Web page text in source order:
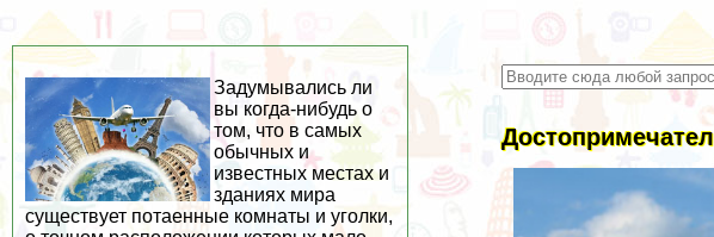
Задумывались ли
вы когда-нибудь о
том, что в самых
обычных и
известных местах и
зданиях мира
существует потаенные комнаты и уголки,